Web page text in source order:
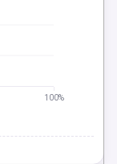
100%